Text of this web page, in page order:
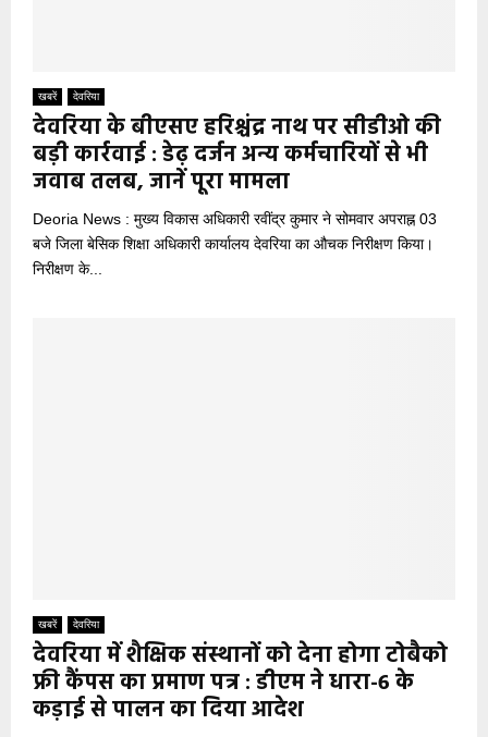
खबरें देवरिया
देवरिया के बीएसए हरिश्चंद्र नाथ पर सीडीओ की
बड़ी कार्रवाई : डेढ़ दर्जन अन्य कर्मचारियों से भी
जवाब तलब, जानें पूरा मामला
Deoria News : मुख्य विकास अधिकारी रवींद्र कुमार ने सोमवार अपराह्न 03
बजे जिला बेसिक शिक्षा अधिकारी कार्यालय देवरिया का औचक निरीक्षण किया।
निरीक्षण के...
खबरें देवरिया
देवरिया में शैक्षिक संस्थानों को देना होगा टोबैको
फ्री कैंपस का प्रमाण पत्र : डीएम ने धारा-6 के
कड़ाई से पालन का दिया आदेश